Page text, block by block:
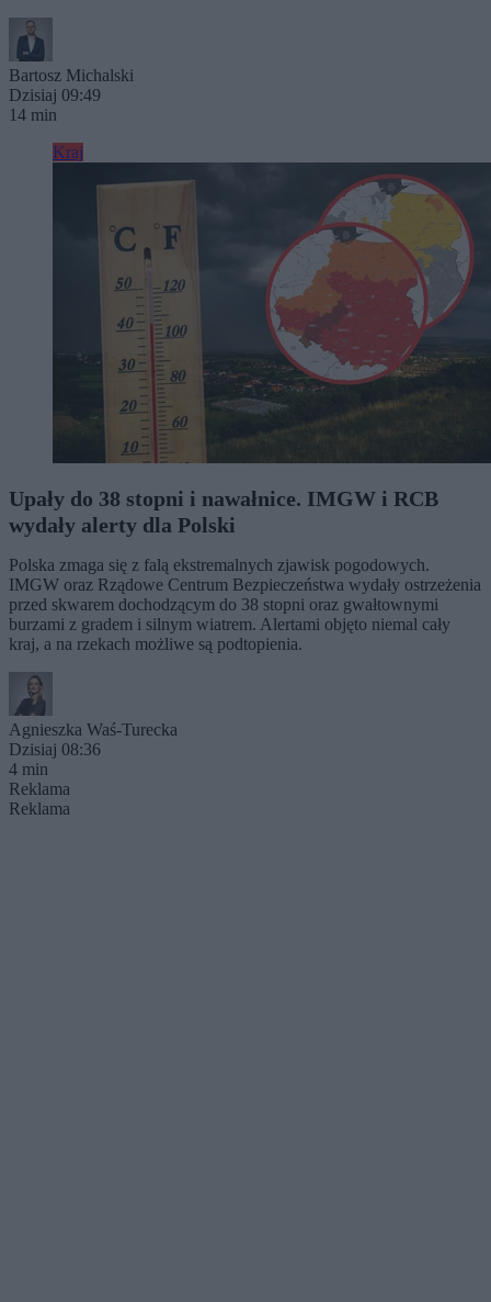
Bartosz Michalski
Dzisiaj 09:49
14 min
Kraj
Upały do 38 stopni i nawałnice. IMGW i RCB
wydały alerty dla Polski
Polska zmaga się z falą ekstremalnych zjawisk pogodowych.
IMGW oraz Rządowe Centrum Bezpieczeństwa wydały ostrzeżenia
przed skwarem dochodzącym do 38 stopni oraz gwałtownymi
burzami z gradem i silnym wiatrem. Alertami objęto niemal cały
kraj, a na rzekach możliwe są podtopienia.
Agnieszka Waś-Turecka
Dzisiaj 08:36
4 min
Reklama
Reklama